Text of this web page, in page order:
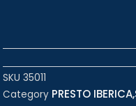
SKU 35011
Category PRESTO